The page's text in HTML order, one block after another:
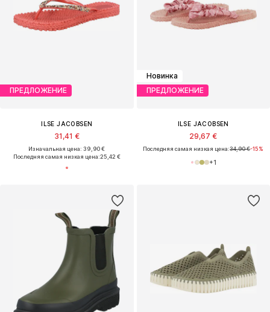
ПРЕДЛОЖЕНИЕ
ILSE JACOBSEN
31,41 €
Изначальная цена: 39,90 €
Последняя самая низкая цена:25,42 €
Новинка
ПРЕДЛОЖЕНИЕ
ILSE JACOBSEN
29,67 €
Последняя самая низкая цена:34,90 €-15%
+1